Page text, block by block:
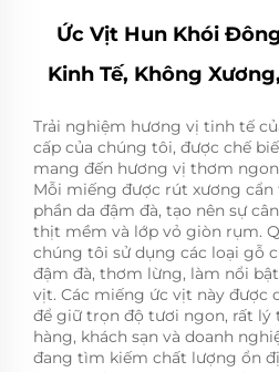
Ức Vịt Hun Khói
Kinh Tế, Không
Trải nghiệm hương vị tinh tế
cấp của chúng tôi, được chế
mang đến hương vị thơm
Mỗi miếng được rút xương
phần da đậm đà, tạo nên sự
thịt mềm và lớp vỏ giòn rụm.
chúng tôi sử dụng các loại gỗ
đậm đà, thơm lừng, làm nổi
vịt. Các miếng ức vịt này được
để giữ trọn độ tươi ngon, rất lý
hàng, khách sạn và doanh
đang tìm kiếm chất lượng ổn